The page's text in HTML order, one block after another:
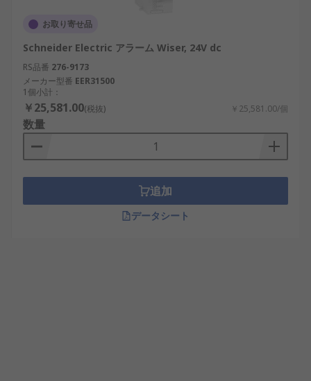
お取り寄せ品
Schneider Electric アラーム Wiser, 24V dc
RS品番 276-9173
メーカー型番 EER31500
1個小計：
￥25,581.00(税抜) ￥25,581.00/個
数量
追加
データシート